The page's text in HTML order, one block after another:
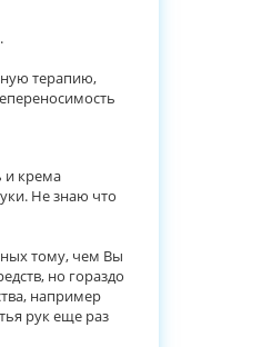
терапию,
и крема
Не знаю что
тому, чем Вы
но гораздо
например
рук еще раз